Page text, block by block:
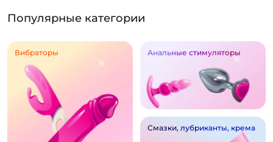
Популярные категории
Вибраторы Анальные стимуляторы
Смазки, лубриканты, крема